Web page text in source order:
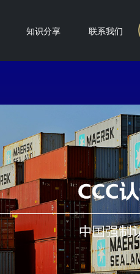
知识分享 联系我们